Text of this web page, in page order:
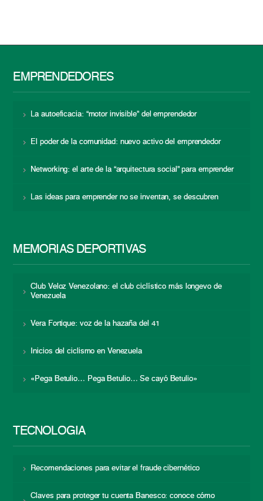
EMPRENDEDORES
La autoeficacia: “motor invisible” del emprendedor
El poder de la comunidad: nuevo activo del emprendedor
Networking: el arte de la “arquitectura social” para emprender
Las ideas para emprender no se inventan, se descubren
MEMORIAS DEPORTIVAS
Club Veloz Venezolano: el club ciclístico más longevo de
Venezuela
Vera Fortique: voz de la hazaña del 41
Inicios del ciclismo en Venezuela
«Pega Betulio… Pega Betulio… Se cayó Betulio»
TECNOLOGÍA
Recomendaciones para evitar el fraude cibernético
Claves para proteger tu cuenta Banesco: conoce cómo